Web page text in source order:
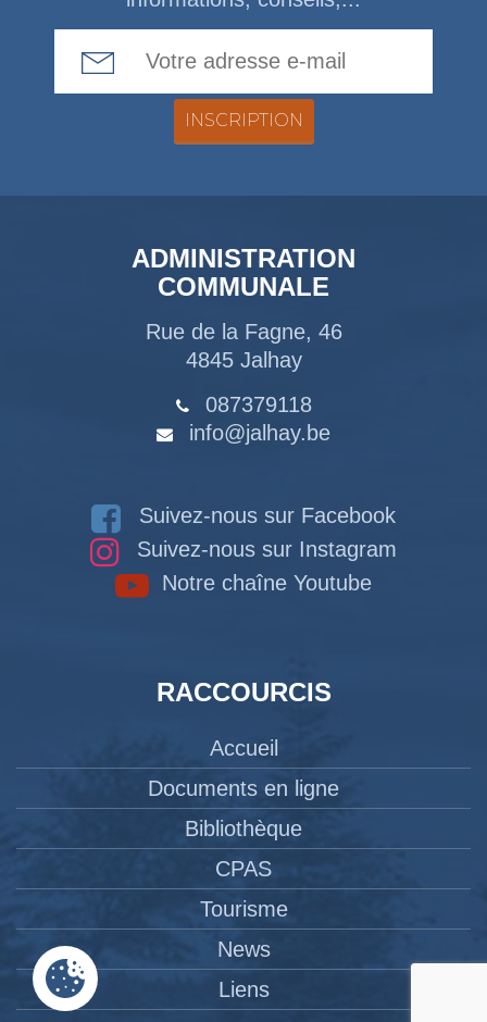
ADMINISTRATION
COMMUNALE
Rue de la Fagne, 46
4845 Jalhay
087379118
info@jalhay.be
Suivez-nous sur Facebook
Suivez-nous sur Instagram
Notre chaîne Youtube
RACCOURCIS
Accueil
Documents en ligne
Bibliothèque
CPAS
Tourisme
News
Liens